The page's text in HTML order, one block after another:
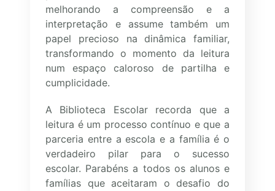
melhorando a compreensão e a
interpretação e assume também um
papel precioso na dinâmica familiar,
transformando o momento da leitura
num espaço caloroso de partilha e
cumplicidade.
A Biblioteca Escolar recorda que a
leitura é um processo contínuo e que a
parceria entre a escola e a família é o
verdadeiro pilar para o sucesso
escolar. Parabéns a todos os alunos e
famílias que aceitaram o desafio do